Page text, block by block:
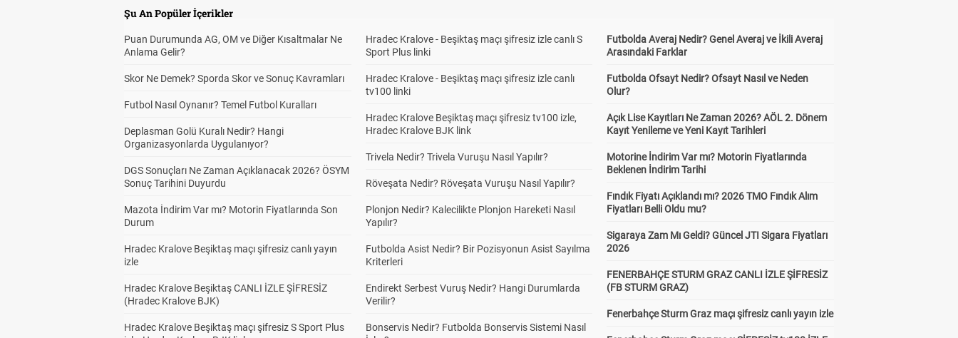
Şu An Popüler İçerikler
Puan Durumunda AG, OM ve Diğer Kısaltmalar Ne
Anlama Gelir?
Skor Ne Demek? Sporda Skor ve Sonuç Kavramları
Futbol Nasıl Oynanır? Temel Futbol Kuralları
Deplasman Golü Kuralı Nedir? Hangi
Organizasyonlarda Uygulanıyor?
DGS Sonuçları Ne Zaman Açıklanacak 2026? ÖSYM
Sonuç Tarihini Duyurdu
Mazota İndirim Var mı? Motorin Fiyatlarında Son
Durum
Hradec Kralove Beşiktaş maçı şifresiz canlı yayın
izle
Hradec Kralove Beşiktaş CANLI İZLE ŞİFRESİZ
(Hradec Kralove BJK)
Hradec Kralove Beşiktaş maçı şifresiz S Sport Plus
Hradec Kralove - Beşiktaş maçı şifresiz izle canlı S
Sport Plus linki
Hradec Kralove - Beşiktaş maçı şifresiz izle canlı
tv100 linki
Hradec Kralove Beşiktaş maçı şifresiz tv100 izle,
Hradec Kralove BJK link
Trivela Nedir? Trivela Vuruşu Nasıl Yapılır?
Röveşata Nedir? Röveşata Vuruşu Nasıl Yapılır?
Plonjon Nedir? Kalecilikte Plonjon Hareketi Nasıl
Yapılır?
Futbolda Asist Nedir? Bir Pozisyonun Asist Sayılma
Kriterleri
Endirekt Serbest Vuruş Nedir? Hangi Durumlarda
Verilir?
Bonservis Nedir? Futbolda Bonservis Sistemi Nasıl
Futbolda Averaj Nedir? Genel Averaj ve İkili Averaj
Arasındaki Farklar
Futbolda Ofsayt Nedir? Ofsayt Nasıl ve Neden
Olur?
Açık Lise Kayıtları Ne Zaman 2026? AÖL 2. Dönem
Kayıt Yenileme ve Yeni Kayıt Tarihleri
Motorine İndirim Var mı? Motorin Fiyatlarında
Beklenen İndirim Tarihi
Fındık Fiyatı Açıklandı mı? 2026 TMO Fındık Alım
Fiyatları Belli Oldu mu?
Sigaraya Zam Mı Geldi? Güncel JTI Sigara Fiyatları
2026
FENERBAHÇE STURM GRAZ CANLI İZLE ŞİFRESİZ
(FB STURM GRAZ)
Fenerbahçe Sturm Graz maçı şifresiz canlı yayın izle